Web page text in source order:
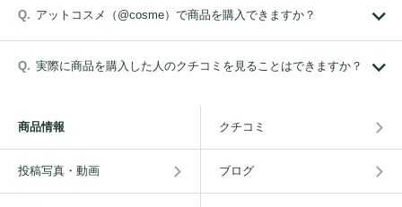
アットコスメ（@cosme）で商品を購入できますか？
実際に商品を購入した人のクチコミを見ることはできますか？
商品情報 クチコミ
投稿写真・動画 ブログ